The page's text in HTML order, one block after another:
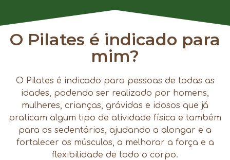
O Pilates é indicado para
mim?
O Pilates é indicado para pessoas de todas as
idades, podendo ser realizado por homens,
mulheres, crianças, grávidas e idosos que já
praticam algum tipo de atividade física e também
para os sedentários, ajudando a alongar e a
fortalecer os músculos, a melhorar a força e a
flexibilidade de todo o corpo.